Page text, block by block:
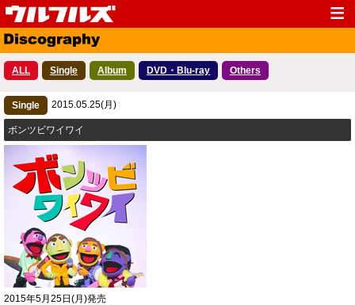
Top
Media Live
Profile
Fanclub
Contact
ALL Single Album DVD・Blu-ray Others
Single 2015.05.25(月)
ボンツビワイワイ
2015年5月25日(月)発売